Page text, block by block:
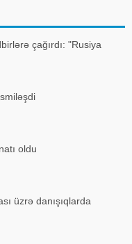
çağırdı: "Rusiya
oldu
üzrə danışıqlarda